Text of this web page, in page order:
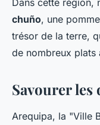
Dans cette région,
chuño, une
trésor de la terre,
de nombreux plats
Savourer les
Arequipa, la "Ville